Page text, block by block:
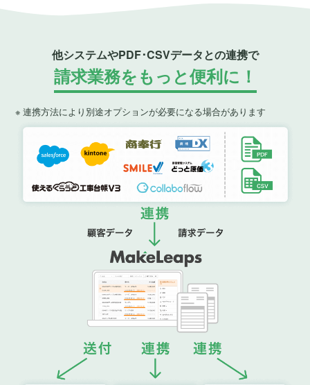
他システムやPDF･CSVデータとの連携で
請求業務をもっと便利に！
※ 連携方法により別途オプションが必要になる場合があります